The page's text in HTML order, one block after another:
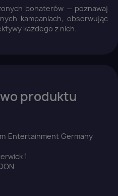
bohaterów — poznawaj
kampaniach, obserwując
każdego z nich.
produktu
Entertainment Germany
1